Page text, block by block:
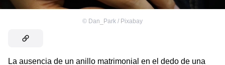
© Dan_Park / Pixabay
La ausencia de un anillo matrimonial en el dedo de una